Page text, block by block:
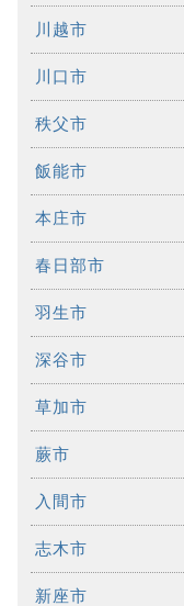
川越市
川口市
秩父市
飯能市
本庄市
春日部市
羽生市
深谷市
草加市
蕨市
入間市
志木市
新座市